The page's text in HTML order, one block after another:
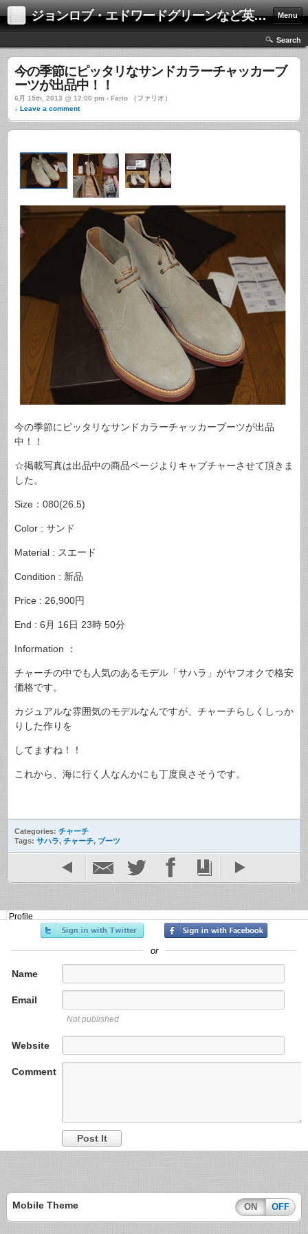
ジョンロブ・エドワードグリーンなど英国靴の激安中古通販情報ブログ Menu
Search
今の季節にピッタリなサンドカラーチャッカーブ
ーツが出品中！！
6月 15th, 2013 @ 12:00 pm › Fario （ファリオ）
↓ Leave a comment
今の季節にピッタリなサンドカラーチャッカーブーツが出品
中！！
☆掲載写真は出品中の商品ページよりキャプチャーさせて頂きま
した。
Size：080(26.5)
Color : サンド
Material : スエード
Condition : 新品
Price : 26,900円
End : 6月 16日 23時 50分
Information ：
チャーチの中でも人気のあるモデル「サハラ」がヤフオクで格安
価格です。
カジュアルな雰囲気のモデルなんですが、チャーチらしくしっか
りした作りを
してますね！！
これから、海に行く人なんかにも丁度良さそうです。
Categories: チャーチ
Tags: サハラ, チャーチ, ブーツ
Profile
or
Name
Email
Not published
Website
Comment
Mobile Theme ON OFF